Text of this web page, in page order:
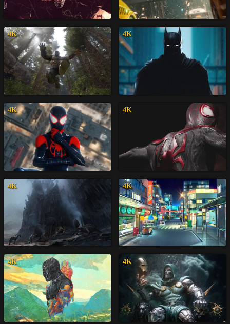
4K 4K
4K 4K
4K 4K
4K 4K